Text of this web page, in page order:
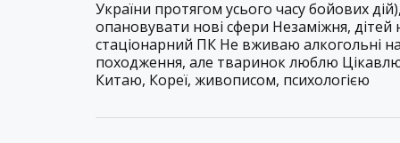
України протягом усього часу бойових
опановувати нові сфери Незаміжня,
стаціонарний ПК Не вживаю алкогольні
походження, але тваринок люблю
Китаю, Кореї, живописом, психологією